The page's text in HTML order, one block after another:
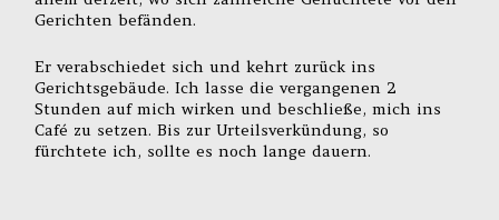
Gerichten befänden.
Er verabschiedet sich und kehrt zurück ins
Gerichtsgebäude. Ich lasse die vergangenen 2
Stunden auf mich wirken und beschließe, mich ins
Café zu setzen. Bis zur Urteilsverkündung, so
fürchtete ich, sollte es noch lange dauern.